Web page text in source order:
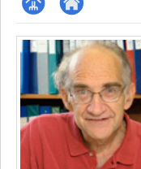
Page
professionnelle
Site
web
de
l’unité
de
recherche
Media